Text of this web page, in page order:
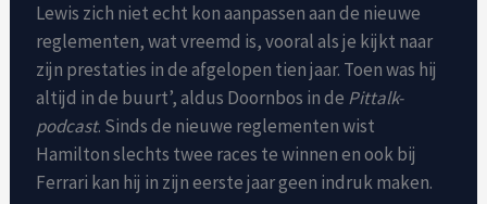
Lewis zich niet echt kon aanpassen aan de nieuwe
reglementen, wat vreemd is, vooral als je kijkt naar
zijn prestaties in de afgelopen tien jaar. Toen was hij
altijd in de buurt’, aldus Doornbos in de Pittalk-
podcast. Sinds de nieuwe reglementen wist
Hamilton slechts twee races te winnen en ook bij
Ferrari kan hij in zijn eerste jaar geen indruk maken.